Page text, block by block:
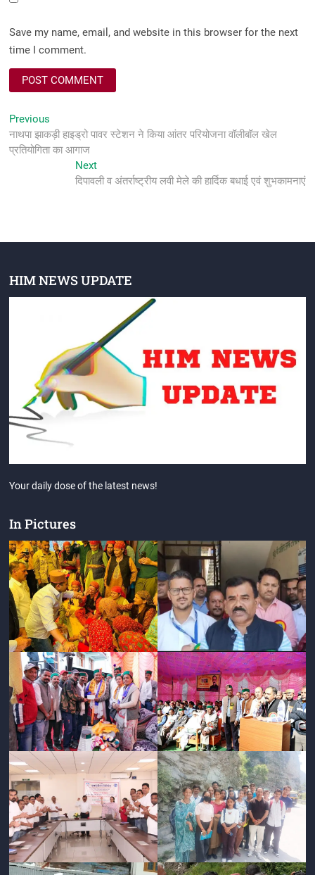
Save my name, email, and website in this browser for the next
time I comment.
Post
navigation
Previous
post:
नाथपा झाकड़ी हाइड्रो पावर स्टेशन ने किया आंतर परियोजना वॉलीबॉल खेल
प्रतियोगिता का आगाज
NextNext
post:
दिपावली व अंतर्राष्ट्रीय लवी मेले की हार्दिक बधाई एवं शुभकामनाएं
HIM NEWS UPDATE
Your daily dose of the latest news!
In Pictures